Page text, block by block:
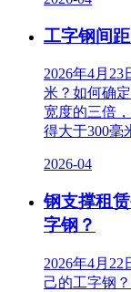
工字钢间
2026年4月
米？如何确
宽度的三倍
得大于300毫
2026-04
钢支撑租
字钢？
2026年4月
己的工字钢